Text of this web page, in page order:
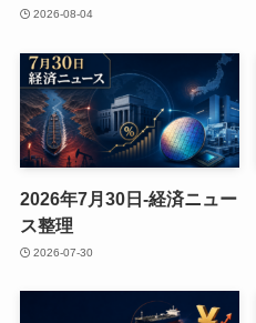
2026-08-04
2026年7月30日-経済ニュー
ス整理
2026-07-30